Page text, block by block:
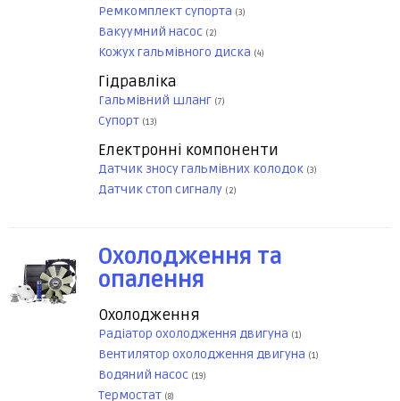
Ремкомплект супорта (3)
Вакуумний насос (2)
Кожух гальмівного диска (4)
Гідравліка
Гальмівний шланг (7)
Супорт (13)
Електронні компоненти
Датчик зносу гальмівних колодок (3)
Датчик стоп сигналу (2)
Охолодження та
опалення
Охолодження
Радіатор охолодження двигуна (1)
Вентилятор охолодження двигуна (1)
Водяний насос (19)
Термостат (8)